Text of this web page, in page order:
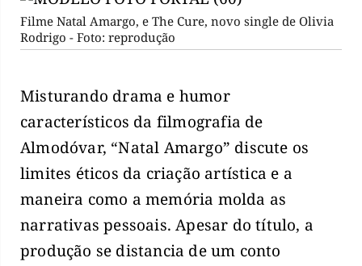
Filme Natal Amargo, e The Cure, novo single de Olivia
Rodrigo - Foto: reprodução
Misturando drama e humor
característicos da filmografia de
Almodóvar, “Natal Amargo” discute os
limites éticos da criação artística e a
maneira como a memória molda as
narrativas pessoais. Apesar do título, a
produção se distancia de um conto